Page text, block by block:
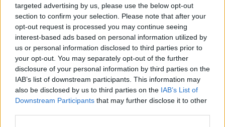
targeted advertising by us, please use the below opt-out
section to confirm your selection. Please note that after your
opt-out request is processed you may continue seeing
interest-based ads based on personal information utilized by
us or personal information disclosed to third parties prior to
your opt-out. You may separately opt-out of the further
disclosure of your personal information by third parties on the
IAB’s list of downstream participants. This information may
also be disclosed by us to third parties on the IAB’s List of
Downstream Participants that may further disclose it to other
Arról, hogy az új terméket Magyarországon is
forgalomba hozzák-e, egyelőre nincs információ.
Mi mindenesetre szurkolunk neki, szívesen
kipróbálnánk ezt a különlegességet.
Címlapfotó: John Schnobrich / Unsplash